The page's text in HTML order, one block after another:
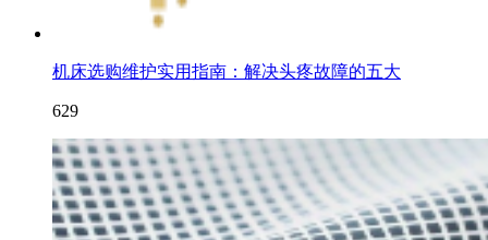
机床选购维护实用指南：解决头疼故障的五大
629